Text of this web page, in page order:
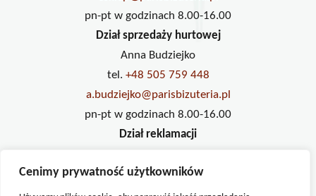
Cenimy prywatność użytkowników
pn-pt w godzinach 8.00-16.00
Dział sprzedaży hurtowej
Anna Budziejko
tel. +48 505 759 448
a.budziejko@parisbizuteria.pl
pn-pt w godzinach 8.00-16.00
Dział reklamacji
tel. +48 733 234 833
reklamacje@parisbizuteria.pl